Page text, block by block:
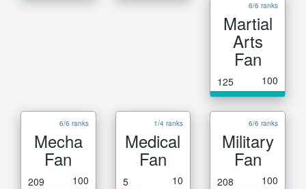
6/6 ranks
Martial
Arts
Fan
125 100
6/6 ranks
Mecha
Fan
209 100
1/4 ranks
Medical
Fan
5 10
6/6 ranks
Military
Fan
208 100